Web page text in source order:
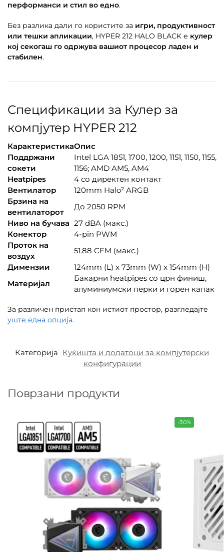
перформанси и стил во едно.
Без разлика дали го користите за игри, продуктивност
или тешки апликации, HYPER 212 HALO BLACK е кулер
кој секогаш го одржува вашиот процесор ладен и
стабилен.
Спецификации за Кулер за
компјутер HYPER 212
КарактеристикаОпис
Поддржани
сокети
Intel LGA 1851, 1700, 1200, 1151, 1150, 1155,
1156; AMD AM5, AM4
Heatpipes
4 со директен контакт
Вентилатор
120mm Halo² ARGB
Брзина на
вентилаторот
До 2050 RPM
Ниво на бучава 27 dBA (макс.)
Конектор
4-pin PWM
Проток на
воздух
51.88 CFM (макс.)
Димензии
124mm (L) x 73mm (W) x 154mm (H)
Материјал
Бакарни heatpipes со црн финиш,
алуминиумски перки и горен капак
За различен пристап кон истиот простор, разгледајте
уште една опција.
Категорија Куќишта и додатоци за компјутерски
конфигурации
Поврзани продукти
-30%